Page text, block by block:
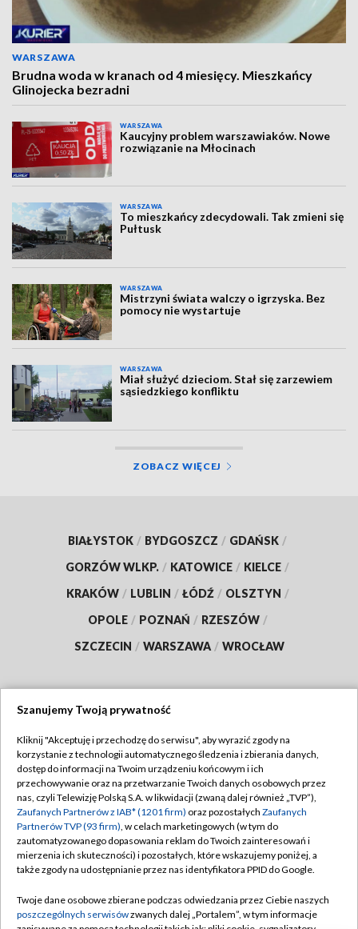
WARSZAWA
Brudna woda w kranach od 4 miesięcy. Mieszkańcy
Glinojecka bezradni
WARSZAWA
Kaucyjny problem warszawiaków. Nowe
rozwiązanie na Młocinach
WARSZAWA
To mieszkańcy zdecydowali. Tak zmieni się
Pułtusk
WARSZAWA
Mistrzyni świata walczy o igrzyska. Bez
pomocy nie wystartuje
WARSZAWA
Miał służyć dzieciom. Stał się zarzewiem
sąsiedzkiego konfliktu
ZOBACZ WIĘCEJ
BIAŁYSTOK / BYDGOSZCZ / GDAŃSK /
GORZÓW WLKP. / KATOWICE / KIELCE /
KRAKÓW / LUBLIN / ŁÓDŹ / OLSZTYN /
OPOLE / POZNAŃ / RZESZÓW /
SZCZECIN / WARSZAWA / WROCŁAW
TVP
Abonament TVP
Emisja w TVP
Centrum informacji TVP
Naziemna Telewizja Cyfrowa
Rada Programowa
Regulamin TVP
Polityka prywatności
Moje zgody
Pomoc
Kontakt
Szanujemy Twoją prywatność
Kliknij "Akceptuję i przechodzę do serwisu", aby wyrazić zgody na
korzystanie z technologii automatycznego śledzenia i zbierania danych,
dostęp do informacji na Twoim urządzeniu końcowym i ich
przechowywanie oraz na przetwarzanie Twoich danych osobowych przez
nas, czyli Telewizję Polską S.A. w likwidacji (zwaną dalej również „TVP”),
Zaufanych Partnerów z IAB* (1201 firm) oraz pozostałych Zaufanych
Partnerów TVP (93 firm), w celach marketingowych (w tym do
zautomatyzowanego dopasowania reklam do Twoich zainteresowań i
mierzenia ich skuteczności) i pozostałych, które wskazujemy poniżej, a
także zgody na udostępnianie przez nas identyfikatora PPID do Google.
Twoje dane osobowe zbierane podczas odwiedzania przez Ciebie naszych
poszczególnych serwisówzwanych dalej „Portalem”, w tym informacje